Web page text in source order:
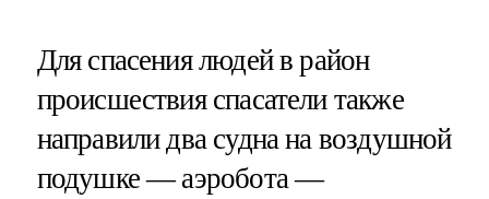
Для спасения людей в район
происшествия спасатели также
направили два судна на воздушной
подушке — аэробота —